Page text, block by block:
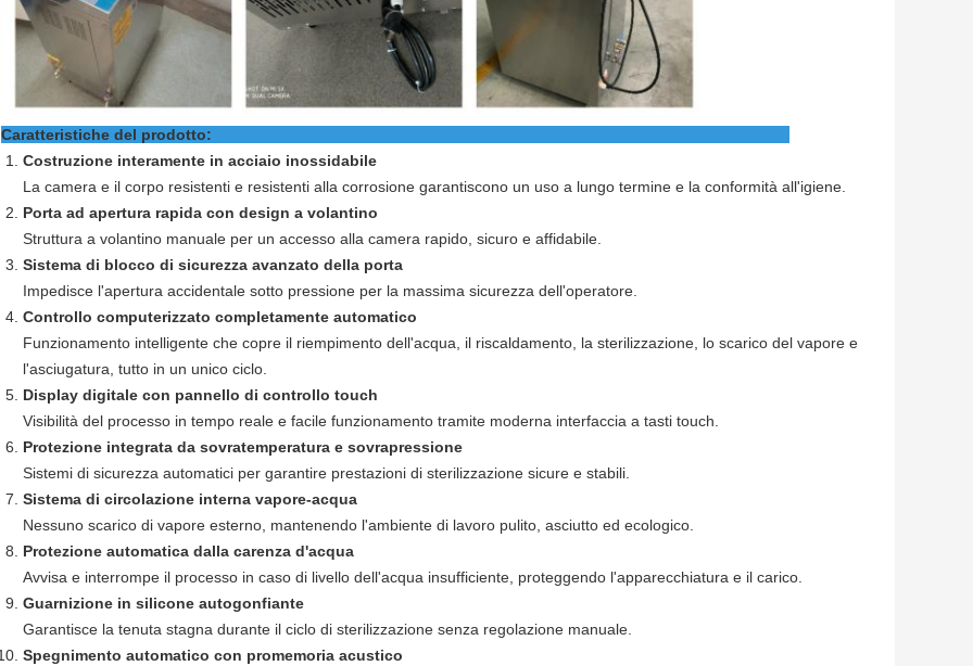
Caratteristiche del prodotto:
Costruzione interamente in acciaio inossidabile
La camera e il corpo resistenti e resistenti alla corrosione garantiscono un uso a lungo termine e la conformità all'igiene.
Porta ad apertura rapida con design a volantino
Struttura a volantino manuale per un accesso alla camera rapido, sicuro e affidabile.
Sistema di blocco di sicurezza avanzato della porta
Impedisce l'apertura accidentale sotto pressione per la massima sicurezza dell'operatore.
Controllo computerizzato completamente automatico
Funzionamento intelligente che copre il riempimento dell'acqua, il riscaldamento, la sterilizzazione, lo scarico del vapore e
l'asciugatura, tutto in un unico ciclo.
Display digitale con pannello di controllo touch
Visibilità del processo in tempo reale e facile funzionamento tramite moderna interfaccia a tasti touch.
Protezione integrata da sovratemperatura e sovrapressione
Sistemi di sicurezza automatici per garantire prestazioni di sterilizzazione sicure e stabili.
Sistema di circolazione interna vapore-acqua
Nessuno scarico di vapore esterno, mantenendo l'ambiente di lavoro pulito, asciutto ed ecologico.
Protezione automatica dalla carenza d'acqua
Avvisa e interrompe il processo in caso di livello dell'acqua insufficiente, proteggendo l'apparecchiatura e il carico.
Guarnizione in silicone autogonfiante
Garantisce la tenuta stagna durante il ciclo di sterilizzazione senza regolazione manuale.
Spegnimento automatico con promemoria acustico